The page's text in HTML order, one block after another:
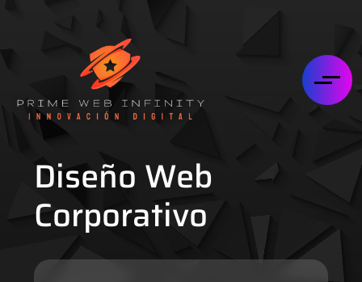
Diseño Web
Corporativo